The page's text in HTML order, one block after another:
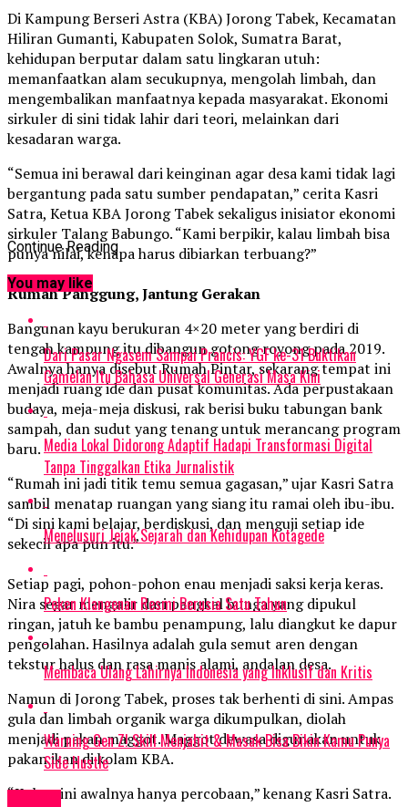
Di Kampung Berseri Astra (KBA) Jorong Tabek, Kecamatan
Hiliran Gumanti, Kabupaten Solok, Sumatra Barat,
kehidupan berputar dalam satu lingkaran utuh:
memanfaatkan alam secukupnya, mengolah limbah, dan
mengembalikan manfaatnya kepada masyarakat. Ekonomi
sirkuler di sini tidak lahir dari teori, melainkan dari
kesadaran warga.
“Semua ini berawal dari keinginan agar desa kami tidak lagi
bergantung pada satu sumber pendapatan,” cerita Kasri
Satra, Ketua KBA Jorong Tabek sekaligus inisiator ekonomi
sirkuler Talang Babungo. “Kami berpikir, kalau limbah bisa
punya nilai, kenapa harus dibiarkan terbuang?”
Rumah Panggung, Jantung Gerakan
Bangunan kayu berukuran 4×20 meter yang berdiri di
tengah kampung itu dibangun gotong royong pada 2019.
Awalnya hanya disebut Rumah Pintar, sekarang tempat ini
menjadi ruang ide dan pusat komunitas. Ada perpustakaan
budaya, meja-meja diskusi, rak berisi buku tabungan bank
sampah, dan sudut yang tenang untuk merancang program
baru.
“Rumah ini jadi titik temu semua gagasan,” ujar Kasri Satra
sambil menatap ruangan yang siang itu ramai oleh ibu-ibu.
“Di sini kami belajar, berdiskusi, dan menguji setiap ide
sekecil apa pun itu.”
Setiap pagi, pohon-pohon enau menjadi saksi kerja keras.
Nira segar mengalir dari pangkal bunga yang dipukul
ringan, jatuh ke bambu penampung, lalu diangkut ke dapur
pengolahan. Hasilnya adalah gula semut aren dengan
tekstur halus dan rasa manis alami, andalan desa.
Namun di Jorong Tabek, proses tak berhenti di sini. Ampas
gula dan limbah organik warga dikumpulkan, diolah
menjadi pakan maggot. Maggot dewasa digunakan untuk
pakan ikan di kolam KBA.
“Kolam ini awalnya hanya percobaan,” kenang Kasri Satra.
Continue Reading
You may like
Dari Pasar Ngasem Sampai Prancis: YGF ke-31 Buktikan
Gamelan Itu Bahasa Universal Generasi Masa Kini
Media Lokal Didorong Adaptif Hadapi Transformasi Digital
Tanpa Tinggalkan Etika Jurnalistik
Menelusuri Jejak Sejarah dan Kehidupan Kotagede
Peken Klangenan Resmi Berusia Satu Tahun
Membaca Ulang Lahirnya Indonesia yang Inklusif dan Kritis
Warning Gen Z! Skill Menjahit & Masak Bisa Bikin Kamu Punya
Side Hustle